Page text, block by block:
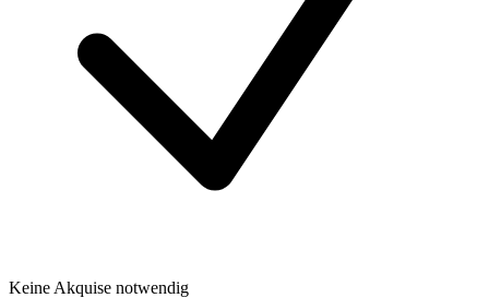
Keine Akquise notwendig